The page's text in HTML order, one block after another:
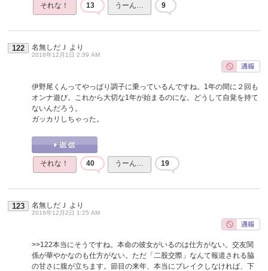
それな！ 13 うーん… 9
122 名無しだＪ より
2016年12月1日 2:39 AM
伊野尾くんってやっぱり調子に乗っているんですね。1年の間に２回も
オンナ遊び。これから大切な1年が始まるのにな。どうして自覚を持て
ないんだろう。
ガッカリしちゃった。
それな！ 40 うーん… 19
123 名無しだＪ より
2016年12月2日 1:25 AM
>>122本当にそうですね。本命の彼女がいるのは仕方がない。交友関
係が華やかなのも仕方がない。ただ「二股交際」なんて報道される脇
の甘さに腹が立ちます。節目の来年、本当にブレイクしなければ、下